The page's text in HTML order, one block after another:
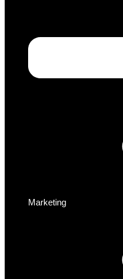
Marketing